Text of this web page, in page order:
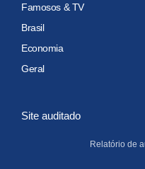
Famosos & TV
Brasil
Economia
Geral
Site auditado
Relatório de